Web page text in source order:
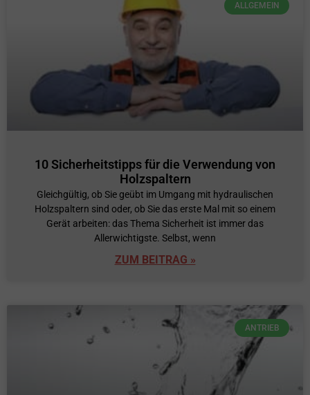
ALLGEMEIN
10 Sicherheitstipps für die Verwendung von
Holzspaltern
Gleichgültig, ob Sie geübt im Umgang mit hydraulischen
Holzspaltern sind oder, ob Sie das erste Mal mit so einem
Gerät arbeiten: das Thema Sicherheit ist immer das
Allerwichtigste. Selbst, wenn
ZUM BEITRAG »
ANTRIEB